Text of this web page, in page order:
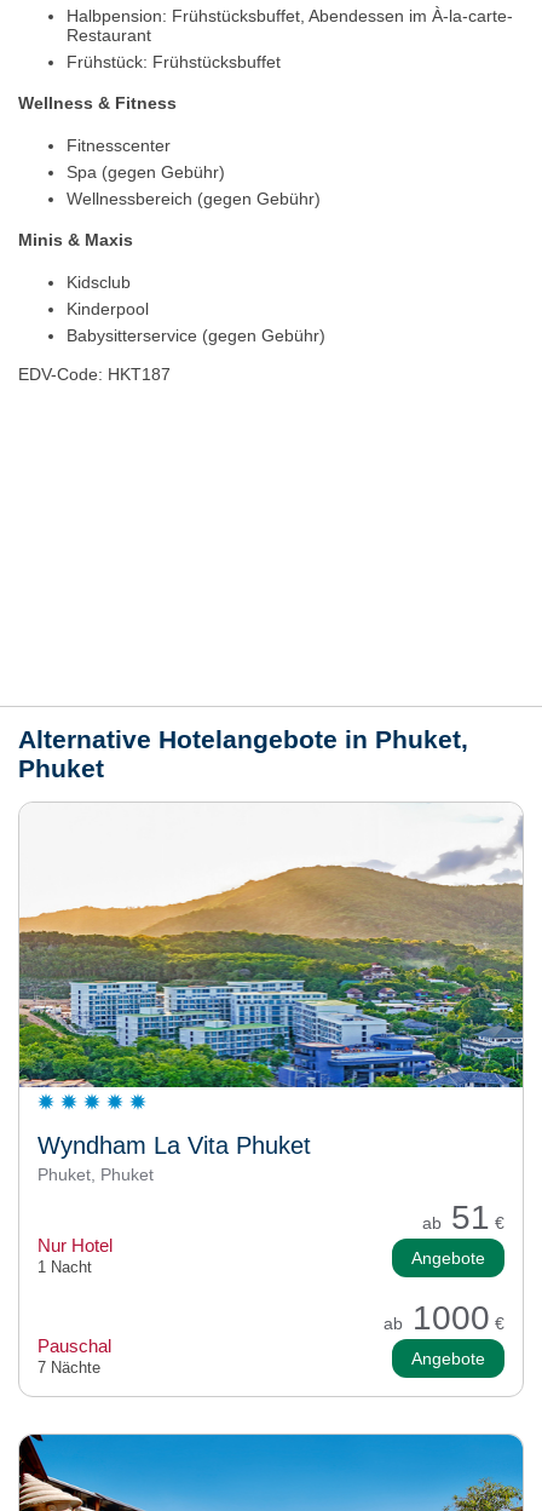
Halbpension: Frühstücksbuffet, Abendessen im À-la-carte-
Restaurant
Frühstück: Frühstücksbuffet
Wellness & Fitness
Fitnesscenter
Spa (gegen Gebühr)
Wellnessbereich (gegen Gebühr)
Minis & Maxis
Kidsclub
Kinderpool
Babysitterservice (gegen Gebühr)
EDV-Code: HKT187
Alternative Hotelangebote in Phuket,
Phuket
Wyndham La Vita Phuket
Phuket, Phuket
ab 51 €
Nur Hotel
1 Nacht Angebote
ab 1000 €
Pauschal
7 Nächte Angebote